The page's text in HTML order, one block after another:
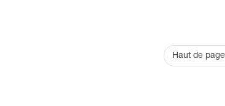
Haut de page